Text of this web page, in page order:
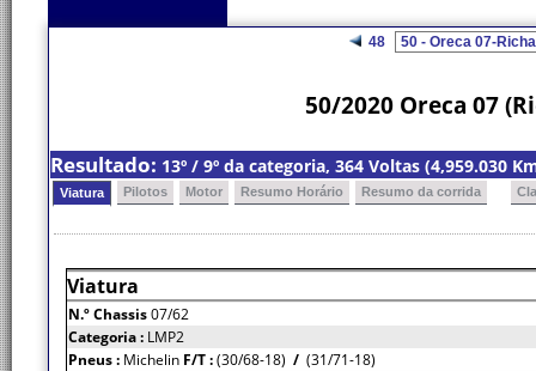
48
50/2020 Oreca 07
Resultado: 13º / 9º da categoria, 364 Voltas (4,959.030
Viatura Pilotos Motor Resumo Horário Resumo da corrida
Viatura
N.º Chassis07/62
Categoria : LMP2
Pneus : Michelin F/T :(30/68-18) / (31/71-18)